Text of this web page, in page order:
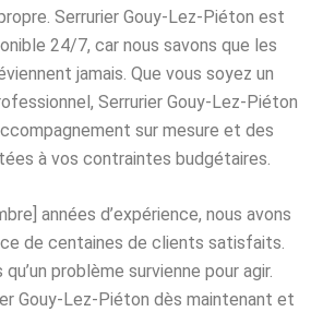
Serrurier Gouy-Lez-Piéton est
24/7, car nous savons que les
jamais. Que vous soyez un
Serrurier Gouy-Lez-Piéton
sur mesure et des
à vos contraintes budgétaires.
années d’expérience, nous avons
de centaines de clients satisfaits.
qu’un problème survienne pour agir.
Gouy-Lez-Piéton dès maintenant et